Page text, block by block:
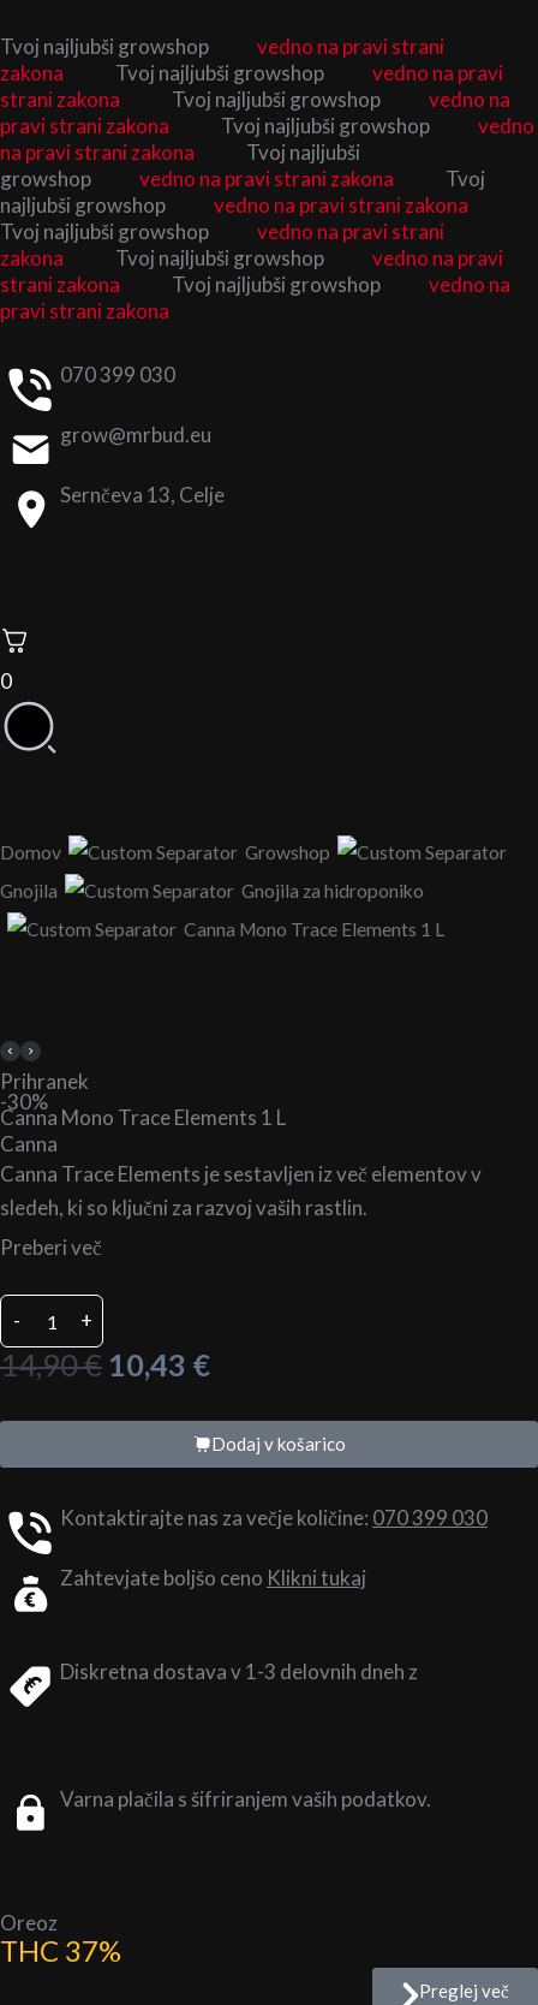
to
content
Tvoj najljubši growshop
vedno na pravi strani
zakona
Tvoj najljubši growshop
vedno na pravi
strani zakona
Tvoj najljubši growshop
vedno na
pravi strani zakona
Tvoj najljubši growshop
vedno
na pravi strani zakona
Tvoj najljubši
growshop
vedno na pravi strani zakona
Tvoj
najljubši growshop
vedno na pravi strani zakona
Tvoj najljubši growshop
vedno na pravi strani
zakona
Tvoj najljubši growshop
vedno na pravi
strani zakona
Tvoj najljubši growshop
vedno na
pravi strani zakona
070 399 030
grow@mrbud.eu
Sernčeva 13, Celje
0
Domov
Growshop
Gnojila
Gnojila za hidroponiko
Canna Mono Trace Elements 1 L
Prihranek
-30%
Canna Mono Trace Elements 1 L
Canna
Canna Trace Elements je sestavljen iz več elementov v
sledeh, ki so ključni za razvoj vaših rastlin.
Preberi več
-
Canna
Mono
Trace
Elements
L
+
14,90€ Izvirna
je
bila:
10,43 €Trenutna
je:
10,43 €.
Dodaj v košarico
Kontaktirajte nas za večje količine: 070 399 030
Zahtevjate boljšo ceno Klikni tukaj
Diskretna dostava v 1-3 delovnih dneh z
Varna plačila s šifriranjem vaših podatkov.
Oreoz
THC 37%
Preglej več